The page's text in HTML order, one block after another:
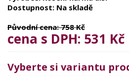
Dostupnost: Na skladě
Původní cena: 758 Kč
cena s DPH: 531 Kč
Vyberte si variantu